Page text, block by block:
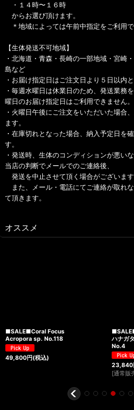
・１４時〜１６時
からお選び頂けます。
＊地域によっては午前中指定をご利用で
【生体発送不可地域】
・北海道・青森・長崎の一部地域・宮崎
島など
・お届け指定日はご注文日より５日以内
・毎週水曜日は休業日のため、発送業務
曜日のお届け指定日はご利用できません。
・火曜日午後にご注文をいただいた場合
ます。
・在庫切れとなった場合、納入予定日を
す。
・発送時、生体のコンディションが悪い
当店の判断でメールでのご連絡後、
発送を中止させて頂く場合がございます
また、メール・電話にてご連絡が取れ
て頂きます。
オススメ
■SALE■Coral Focus
Acropora sp. No.118
49,800円(税込)
ハナガ
No.4
23,840
[通常販